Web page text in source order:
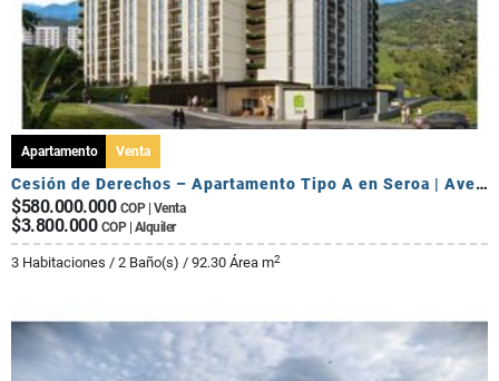
Apartamento Venta
Cesión de Derechos – Apartamento Tipo A en Seroa | Avenida Centenario
$580.000.000 COP | Venta
$3.800.000 COP | Alquiler
3 Habitaciones / 2 Baño(s) / 92.30 Área m2